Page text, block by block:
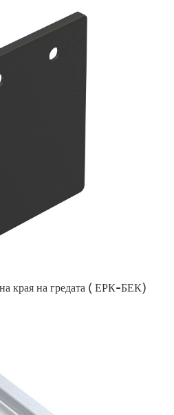
края на гредата ( ЕРК-БЕК)